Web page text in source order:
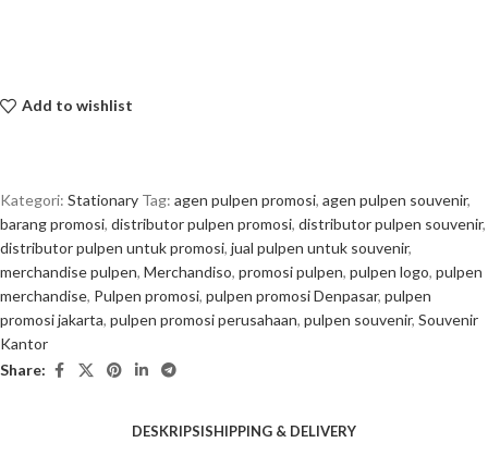
Add to wishlist
Kategori: Stationary Tag: agen pulpen promosi, agen pulpen souvenir,
barang promosi, distributor pulpen promosi, distributor pulpen souvenir,
distributor pulpen untuk promosi, jual pulpen untuk souvenir,
merchandise pulpen, Merchandiso, promosi pulpen, pulpen logo, pulpen
merchandise, Pulpen promosi, pulpen promosi Denpasar, pulpen
promosi jakarta, pulpen promosi perusahaan, pulpen souvenir, Souvenir
Kantor
Share:
DESKRIPSISHIPPING & DELIVERY